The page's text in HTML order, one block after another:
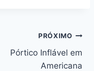
PRÓXIMO
Pórtico Inflável em
Americana